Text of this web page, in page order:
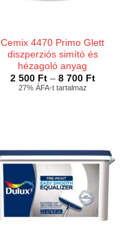
Cemix 4470 Primo Glett
diszperziós simító és
hézagoló anyag
2 500 Ft – 8 700 Ft
27% ÁFA-t tartalmaz